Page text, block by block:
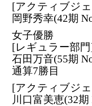
[アクティブジ
岡野秀幸(42期
女子優勝
[レギュラー部
石田万音(55期
通算7勝目
[アクティブジ
川口富美恵(32